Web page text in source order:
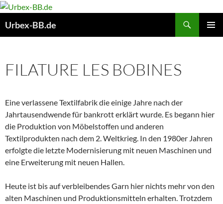
Urbex-BB.de
FILATURE LES BOBINES
Eine verlassene Textilfabrik die einige Jahre nach der
Jahrtausendwende für bankrott erklärt wurde. Es begann hier
die Produktion von Möbelstoffen und anderen
Textilprodukten nach dem 2. Weltkrieg. In den 1980er Jahren
erfolgte die letzte Modernisierung mit neuen Maschinen und
eine Erweiterung mit neuen Hallen.
Heute ist bis auf verbleibendes Garn hier nichts mehr von den
alten Maschinen und Produktionsmitteln erhalten. Trotzdem